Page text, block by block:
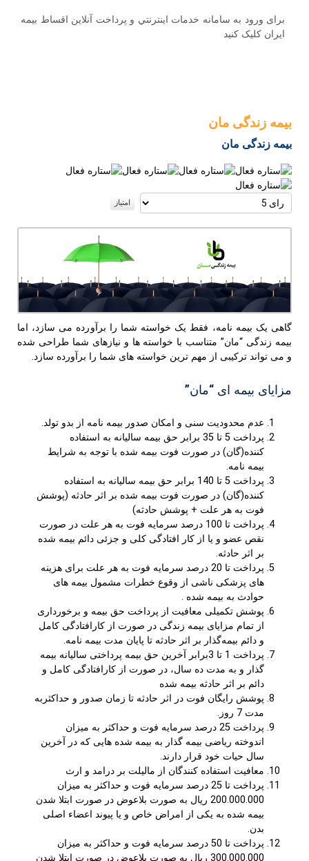
برای ورود به سامانه خدمات اينترنتي و پرداخت آنلاین اقساط بيمه
ايران کلیک کنید
بیمه زندگی مان
بیمه زندگی مان
امتیاز
کاربران
لطفا
رای
دهید
گاهی یک بیمه نامه، فقط یک خواسته شما را برآورده می سازد، اما
بیمه زندگی “مان” متناسب با خواسته ها و نیازهای شما طراحی شده
و می تواند ترکیبی از مهم ترین خواسته های شما را برآورده سازد.
مزایای بیمه ای “مان”
عدم محدودیت سنی و امکان صدور بیمه نامه از بدو تولد.
پرداخت 5 تا 35 برابر حق بیمه سالیانه به استفاده
کننده(گان) در صورت فوت بیمه شده با توجه به شرایط
بیمه ‌‌‌‌‌‌نامه.
پرداخت 5 تا 140 برابر حق بیمه سالیانه به استفاده
کننده(گان) در صورت فوت بیمه شده بر اثر حادثه (پوشش
فوت به هر علت + پوشش حادثه)
پرداخت تا 100 درصد سرمایه فوت به هر علت در صورت
نقص عضو و یا از کار افتادگی کلی و جزئی دائم بیمه شده
بر اثر حادثه.
پرداخت تا 20 درصد سرمایه فوت به هر علت برای هزینه
های پزشکی ناشی از وقوع خطرات مشمول بیمه های
حوادث به بیمه شده .
پوشش تکمیلی معافیت از پرداخت حق بیمه و برخورداری
از تمام مزایای بیمه زندگی در صورت از کارافتادگی کامل
و دائم بیمه‌گذار بر اثر حادثه تا پایان مدت بیمه نامه.
پرداخت 1 تا 3برابر آخرین حق بیمه پرداختی سالیانه بیمه
گذار و به مدت ده سال، در صورت از کارافتادگی کامل و
دائم بر اثر حادثه بیمه شده
پوشش رایگان فوت در اثر حادثه تا زمان صدور و حداکثربه
مدت 7 روز.
پرداخت 25 درصد سرمایه فوت و حداکثر به میزان
اندوخته ریاضی بیمه گذار به بیمه شده هایی که در آخرین
سال حیات خود قرار دارند.
معافیت استفاده کنندگان از مالیلت بر درامد و ارث
پرداخت تا 25 درصد سرمایه فوت و حداکثر به میزان
200.000.000 ريال به صورت بلاعوض در صورت ابتلا شدن
بیمه شده به یکی از امراض خاص و یا پیوند اعضاء اصلی
بدن.
پرداخت تا 50 درصد سرمایه فوت و حداکثر به میزان
300.000.000 ريال به صورت بلاعوض در صورت ابتلا شدن